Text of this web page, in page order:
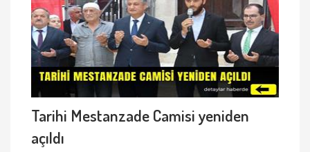
Tarihi Mestanzade Camisi yeniden
açıldı